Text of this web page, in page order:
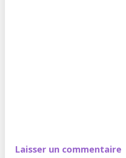
Laisser un commentaire